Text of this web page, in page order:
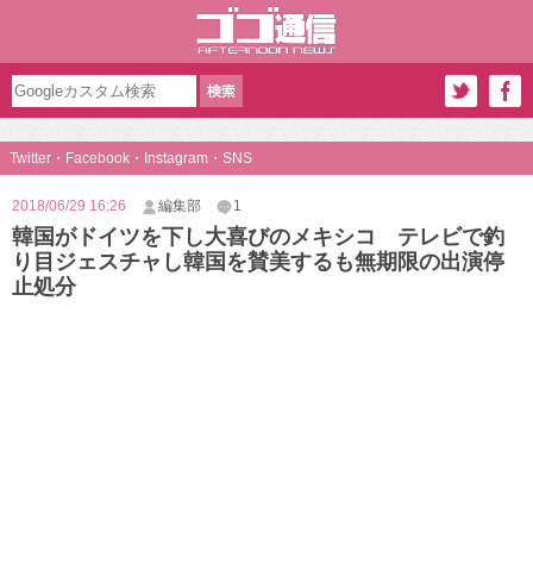
Twitter・Facebook・Instagram・SNS
2018/06/29 16:26 編集部 1
韓国がドイツを下し大喜びのメキシコ テレビで釣
り目ジェスチャし韓国を賛美するも無期限の出演停
止処分